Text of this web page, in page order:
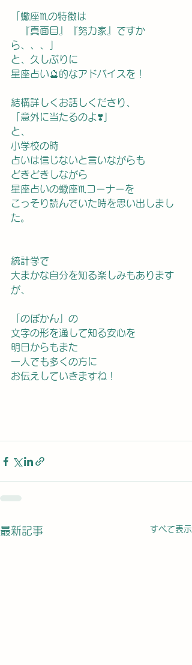
「蠍座♏️の特徴は
『真面目』『努力家』ですか
ら、、、」
と、久しぶりに
星座占い🔮的なアドバイスを！
結構詳しくお話しくださり、
「意外に当たるのよ❣️」
と、
小学校の時
占いは信じないと言いながらも
どきどきしながら
星座占いの蠍座♏️コーナーを
こっそり読んでいた時を思い出しまし
た。
統計学で
大まかな自分を知る楽しみもあります
が、
「のぼかん」の
文字の形を通して知る安心を
明日からもまた
一人でも多くの方に
お伝えしていきますね！
最新記事 すべて表示